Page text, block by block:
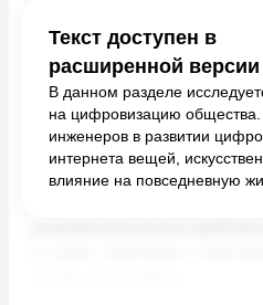
Текст доступен в
расширенной версии
В данном разделе
на цифровизацию общества.
инженеров в развитии
интернета вещей,
влияние на повседневную